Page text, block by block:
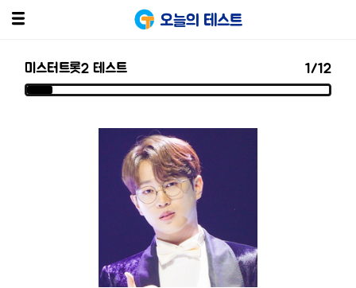
오늘의 테스트
미스터트롯2 테스트 1/12